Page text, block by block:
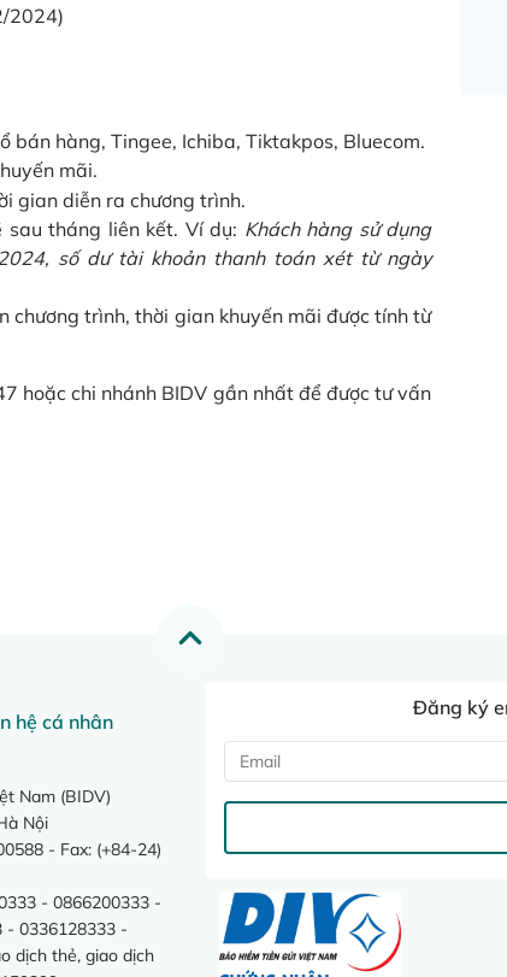
2024)
bán hàng, Tingee, Ichiba, Tiktakpos, Bluecom.
mãi.
gian diễn ra chương trình.
tháng liên kết. Ví dụ: Khách hàng sử dụng
số dư tài khoản thanh toán xét từ ngày
chương trình, thời gian khuyến mãi được tính từ
hoặc chi nhánh BIDV gần nhất để được tư vấn
hệ cá nhân
Nam (BIDV)
Nội
- Fax: (+84-24)
- 0866200333 -
- 0336128333 -
dịch thẻ, giao dịch
Đăng ký